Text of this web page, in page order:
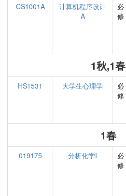
CS1001A
计算机程序设计
A
必
修
1秋,1春
HS1531 大学生心理学
必
修
1春
019175 分析化学I
必
修